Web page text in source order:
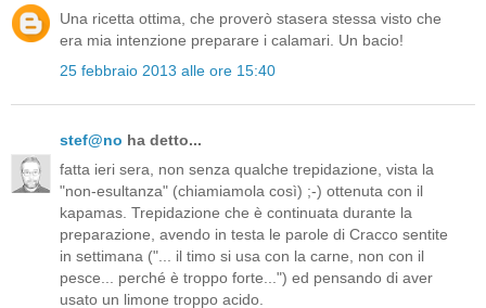
Una ricetta ottima, che proverò stasera stessa visto che
era mia intenzione preparare i calamari. Un bacio!
25 febbraio 2013 alle ore 15:40
stef@no ha detto...
fatta ieri sera, non senza qualche trepidazione, vista la
"non-esultanza" (chiamiamola così) ;-) ottenuta con il
kapamas. Trepidazione che è continuata durante la
preparazione, avendo in testa le parole di Cracco sentite
in settimana ("... il timo si usa con la carne, non con il
pesce... perché è troppo forte...") ed pensando di aver
usato un limone troppo acido.